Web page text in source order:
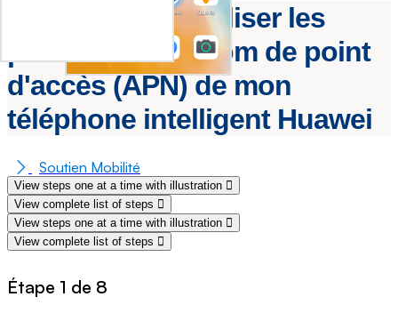
Comment réinitialiser les
paramètres du nom de point
d'accès (APN) de mon
téléphone intelligent Huawei
Soutien Mobilité
View steps one at a time with illustration
View complete list of steps
View steps one at a time with illustration
View complete list of steps
Étape 1 de 8